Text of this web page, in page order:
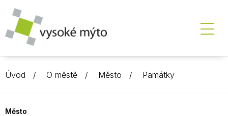
Úvod O městě Město Památky
Město